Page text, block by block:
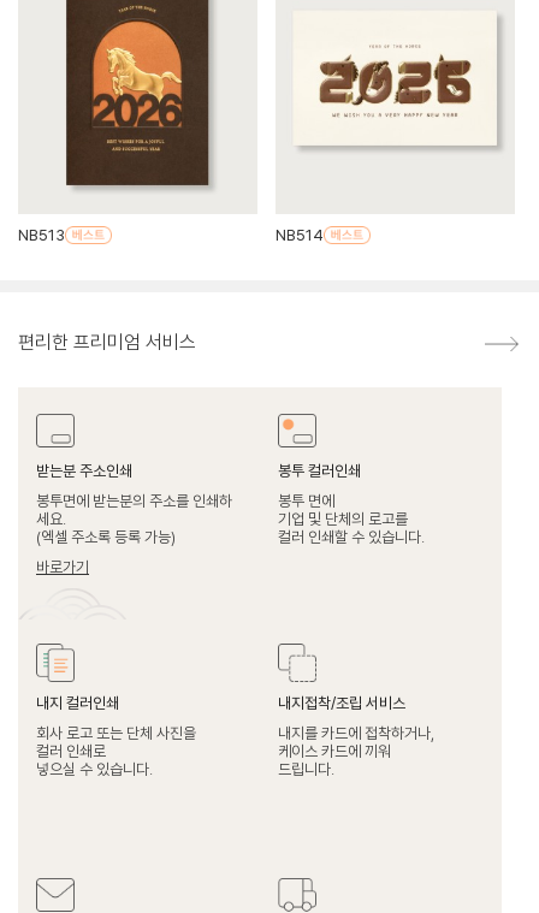
NB513 NB514
편리한 프리미엄 서비스
받는분 주소인쇄
봉투면에 받는분의 주소를 인쇄하
세요.
(엑셀 주소록 등록 가능)
바로가기
봉투 컬러인쇄
봉투 면에
기업 및 단체의 로고를
컬러 인쇄할 수 있습니다.
내지 컬러인쇄
회사 로고 또는 단체 사진을
컬러 인쇄로
넣으실 수 있습니다.
내지접착/조립 서비스
내지를 카드에 접착하거나,
케이스 카드에 끼워
드립니다.